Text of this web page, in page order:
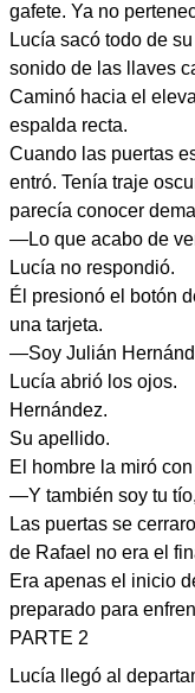
gafete. Ya no
Lucía sacó todo de
sonido de las llaves
Caminó hacia el
espalda recta.
Cuando las puertas
entró. Tenía traje
parecía conocer
—Lo que acabo de
Lucía no respondió.
Él presionó el botón
una tarjeta.
—Soy Julián
Lucía abrió los ojos.
Hernández.
Su apellido.
El hombre la miró
—Y también soy tu
Las puertas se
de Rafael no era el
Era apenas el inicio
preparado para
PARTE 2
Lucía llegó al